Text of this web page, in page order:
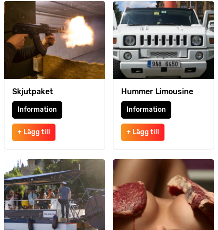
Skjutpaket
Information
+ Lägg till
Hummer Limousine
Information
+ Lägg till